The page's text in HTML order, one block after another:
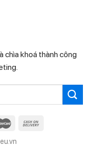
chìa khoá thành công